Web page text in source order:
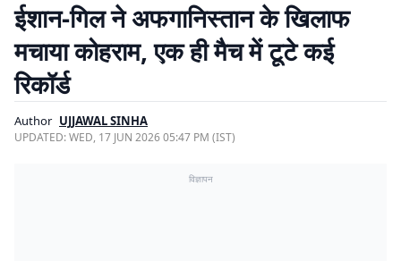
ईशान-गिल ने अफगानिस्तान के खिलाफ
मचाया कोहराम, एक ही मैच में टूटे कई
रिकॉर्ड
Author UJJAWAL SINHA
UPDATED:WED, 17 JUN 2026 05:47 PM (IST)
विज्ञापन